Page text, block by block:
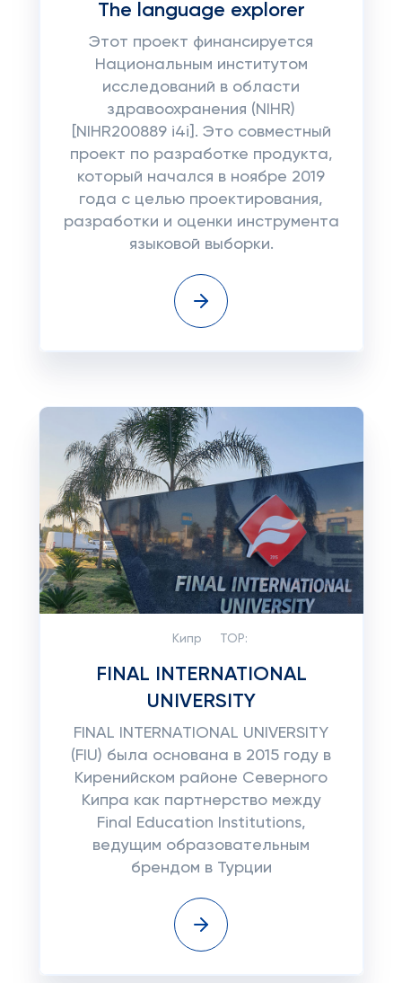
The language explorer
Этот проект финансируется
Национальным институтом
исследований в области
здравоохранения (NIHR)
[NIHR200889 i4i]. Это совместный
проект по разработке продукта,
который начался в ноябре 2019
года с целью проектирования,
разработки и оценки инструмента
языковой выборки.
Кипр TOP:
FINAL INTERNATIONAL
UNIVERSITY
FINAL INTERNATIONAL UNIVERSITY
(FIU) была основана в 2015 году в
Киренийском районе Северного
Кипра как партнерство между
Final Education Institutions,
ведущим образовательным
брендом в Турции